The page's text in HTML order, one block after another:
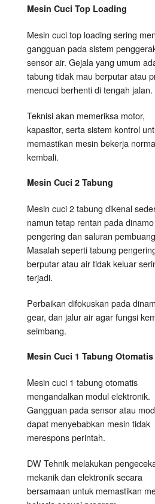
Mesin Cuci Top Loading
Mesin cuci top loading sering
gangguan pada sistem
sensor air. Gejala yang umum
tabung tidak mau berputar atau
mencuci berhenti di tengah jalan.
Teknisi akan memeriksa motor,
kapasitor, serta sistem kontrol
memastikan mesin bekerja
kembali.
Mesin Cuci 2 Tabung
Mesin cuci 2 tabung dikenal
namun tetap rentan pada dinamo
pengering dan saluran
Masalah seperti tabung
berputar atau air tidak keluar
terjadi.
Perbaikan difokuskan pada
gear, dan jalur air agar fungsi
seimbang.
Mesin Cuci 1 Tabung Otomatis
Mesin cuci 1 tabung otomatis
mengandalkan modul elektronik.
Gangguan pada sensor atau
dapat menyebabkan mesin tidak
merespons perintah.
DW Tehnik melakukan
mekanik dan elektronik secara
bersamaan untuk memastikan